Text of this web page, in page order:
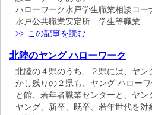
ハローワーク水戸学生職業相談コー
水戸公共職業安定所 学生等職業...
>> この記事を読む
北陸のヤング ハローワーク
北陸の４県のうち、２県には、ヤン
かし残りの２県も、ヤング ハロー
と館、若年者職業センターと、ヤン
ヤング、新卒、既卒、若年世代を